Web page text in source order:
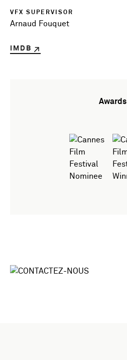
VFX SUPERVISOR
Arnaud Fouquet
IMDB
Awards